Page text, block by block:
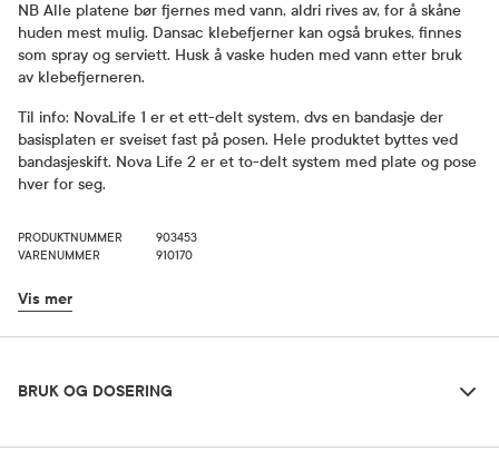
NB Alle platene bør fjernes med vann, aldri rives av, for å skåne
huden mest mulig. Dansac klebefjerner kan også brukes, finnes
som spray og serviett. Husk å vaske huden med vann etter bruk
av klebefjerneren.
Til info: NovaLife 1 er et ett-delt system, dvs en bandasje der
basisplaten er sveiset fast på posen. Hele produktet byttes ved
bandasjeskift. Nova Life 2 er et to-delt system med plate og pose
hver for seg.
PRODUKTNUMMER
903453
VARENUMMER
910170
Vis mer
BRUK OG DOSERING